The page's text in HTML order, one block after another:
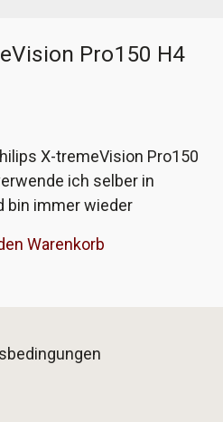
Pro150 H4
X-tremeVision Pro150
ich selber in
bin immer wieder
ohne eine nachgerüstete
Lampen ist deutlich
Da muß jeder für
ihm das mehr an Licht
bisherigen Erfahrung
Warenkorb